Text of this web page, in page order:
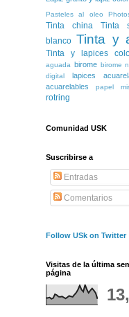
Pasteles al oleo
Tinta china
Tinta
blanco Tinta y
Tinta y lapices
aguada birome birome
digital
lapices
acuarelables
papel
rotring
Comunidad USK
Suscribirse a
Entradas
Comentarios
Follow USk on Twitter
Visitas de la última
página